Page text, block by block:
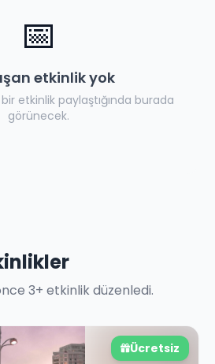
📅
etkinlik yok
etkinlik paylaştığında burada
görünecek.
3+ etkinlik düzenledi.
Ücretsiz